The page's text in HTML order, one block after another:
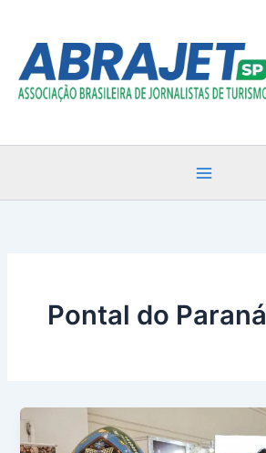
conteúdo
Pontal do Paraná